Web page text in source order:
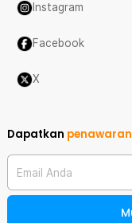
Instagram
Facebook
X
Dapatkan
Email Anda